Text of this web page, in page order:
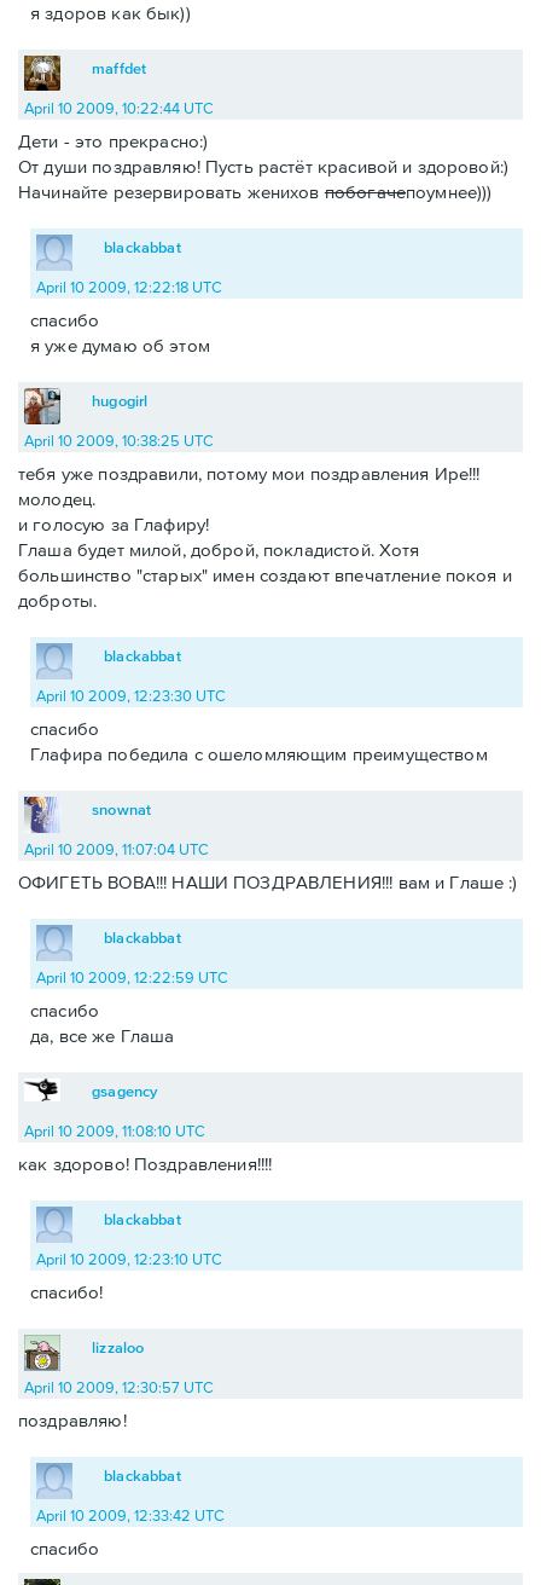
я здоров как бык))
maffdet
April 10 2009, 10:22:44 UTC
Дети - это прекрасно:)
От души поздравляю! Пусть растёт красивой и здоровой:)
Начинайте резервировать жениховпобогачепоумнее)))
blackabbat
April 10 2009, 12:22:18 UTC
спасибо
я уже думаю об этом
hugogirl
April 10 2009, 10:38:25 UTC
тебя уже поздравили, потому мои поздравления Ире!!!
молодец.
и голосую за Глафиру!
Глаша будет милой, доброй, покладистой. Хотя
большинство "старых" имен создают впечатление покоя и
доброты.
blackabbat
April 10 2009, 12:23:30 UTC
спасибо
Глафира победила с ошеломляющим преимуществом
snownat
April 10 2009, 11:07:04 UTC
ОФИГЕТЬ ВОВА!!! НАШИ ПОЗДРАВЛЕНИЯ!!! вам и Глаше :)
blackabbat
April 10 2009, 12:22:59 UTC
спасибо
да, все же Глаша
gsagency
April 10 2009, 11:08:10 UTC
как здорово! Поздравления!!!!
blackabbat
April 10 2009, 12:23:10 UTC
спасибо!
lizzaloo
April 10 2009, 12:30:57 UTC
поздравляю!
blackabbat
April 10 2009, 12:33:42 UTC
спасибо